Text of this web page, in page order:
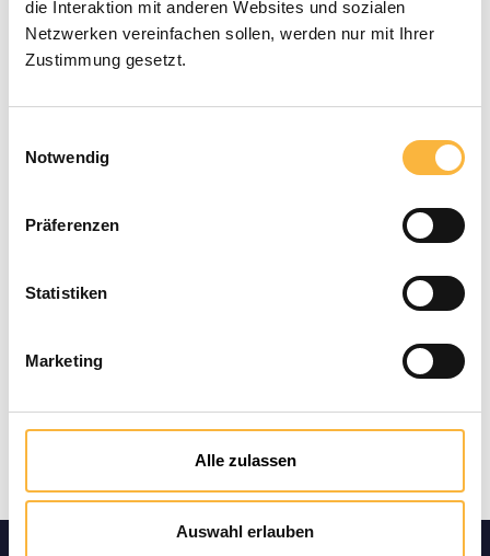
die Interaktion mit anderen Websites und sozialen
Netzwerken vereinfachen sollen, werden nur mit Ihrer
Zustimmung gesetzt.
Notwendig
Präferenzen
Statistiken
Marketing
Alle zulassen
Auswahl erlauben
time
Payment types